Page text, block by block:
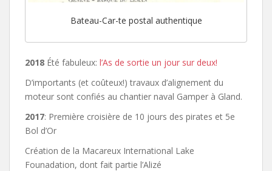
Bateau-Car-te postal authentique
2018 Été fabuleux: l’As de sortie un jour sur deux!
D’importants (et coûteux!) travaux d’alignement du
moteur sont confiés au chantier naval Gamper à Gland.
2017: Première croisière de 10 jours des pirates et 5e
Bol d’Or
Création de la Macareux International Lake
Founadation, dont fait partie l’Alizé